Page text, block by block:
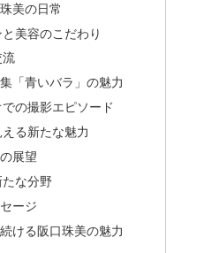
美の日常
美容のこだわり
流
「青いバラ」の魅力
の撮影エピソード
る新たな魅力
展望
な分野
ージ
ける阪口珠美の魅力